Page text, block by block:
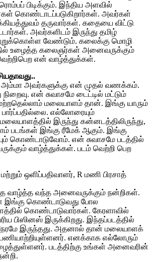
பிடிக்கும். இந்திய அளவில்
கொண்டாடப்படுகிறார்கள். அவர்கள்
தருவார்கள். கதையை விட்டு
அவர்களிடம் இருந்து தமிழ்
வேண்டும். கலைக்கு மொழி
உழைத்த கலைஞர்கள் அனைவருக்கும்
என் வாழ்த்துக்கள்.
அம்மா அவர்களுக்கு என் முதல் வணக்கம்.
என் சுவாசமே டைட்டில் மட்டும்
மற்றதெல்லாம் மலையாளம் தான். இங்கு யாரும்
எல்லோரையும்
இருந்து கன்னடத்திலிருந்து,
படங்கள் இங்கு ரீமேக் ஆகும். இங்கு
கொண்டாடுவோம். என் சுவாசமே படத்தில்
வாழ்த்துக்கள். படம் வெற்றி பெற
ஒளிப்பதிவாளர், R மணி பிரசாத்
வாழ்த்த வந்த அனைவருக்கும் நன்றிகள்.
கொண்டாடுவது போல
கொண்டாடுவார்கள். கேரளாவில்
பிஸினஸ் இருக்கிறது. இந்தப்படத்தில்
இருந்தது. அதனால் தான் மலையாளக்
எனக்காக எல்லோரும்
படத்திற்கு உங்கள் அனைவரின்